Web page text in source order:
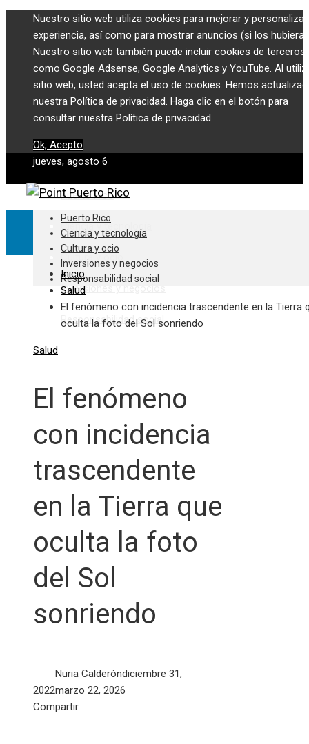
Nuestro sitio web utiliza cookies para mejorar y
experiencia, así como para mostrar anuncios (si los hubiera).
Nuestro sitio web también puede incluir cookies de terceros,
como Google Adsense, Google Analytics y YouTube. Al
sitio web, usted acepta el uso de cookies. Hemos
nuestra Política de privacidad. Haga clic en el botón para
consultar nuestra Política de privacidad.
Ok, Acepto
jueves, agosto 6
Puerto Rico
Ciencia y tecnología
Cultura y ocio
Inversiones y negocios
Responsabilidad social
Puerto Rico
Ciencia y tecnología
Cultura y ocio
Inversiones y negocios
Responsabilidad social
Inicio
Salud
El fenómeno con incidencia trascendente en la Tierra
oculta la foto del Sol sonriendo
Salud
El fenómeno
con incidencia
trascendente
en la Tierra que
oculta la foto
del Sol
sonriendo
Nuria Calderóndiciembre 31,
2022marzo 22, 2026
Facebook
Twitter
LinkedIn
Pinterest
Stumbleupon
Email
Compartir